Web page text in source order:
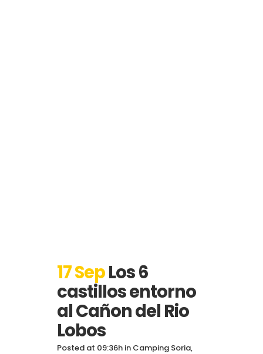
17 SepLos 6
castillos entorno
al Cañon del Rio
Lobos
Posted at 09:36h in Camping Soria,